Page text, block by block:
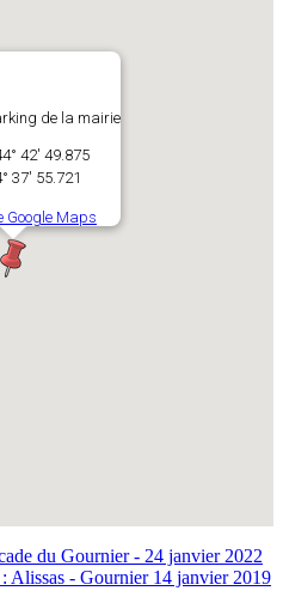
de la mairie
42' 49.875
37' 55.721
Google Maps
du Gournier - 24 janvier 2022
Alissas - Gournier 14 janvier 2019